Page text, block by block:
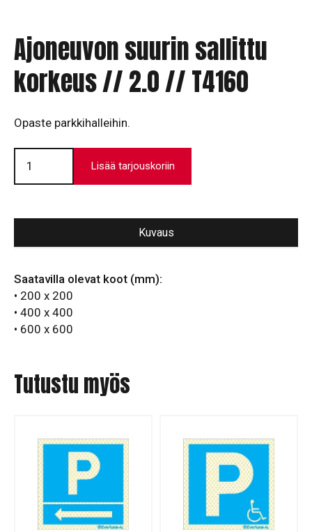
Ajoneuvon suurin sallittu
korkeus // 2.0 // T4160
Opaste parkkihalleihin.
Ajoneuvon
suurin
sallittu
korkeus
Lisää tarjouskoriin
Kuvaus
Saatavilla olevat koot (mm):
• 200 x 200
• 400 x 400
• 600 x 600
Tutustu myös